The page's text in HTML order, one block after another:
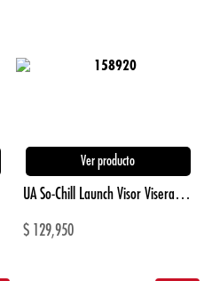
Ver producto
UA So-Chill Launch Visor Visera blanco de hombre para correr
$ 129,950